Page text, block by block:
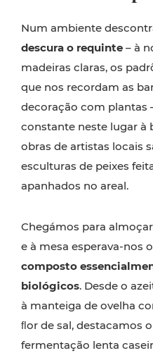
Num ambiente
descura o requinte – à
madeiras claras, os
que nos recordam as
decoração com plantas
constante neste lugar à
obras de artistas locais
esculturas de peixes
apanhados no areal.
Chegámos para
e à mesa esperava-nos o
composto
biológicos. Desde o
à manteiga de ovelha
ﬂor de sal, destacamos
fermentação lenta